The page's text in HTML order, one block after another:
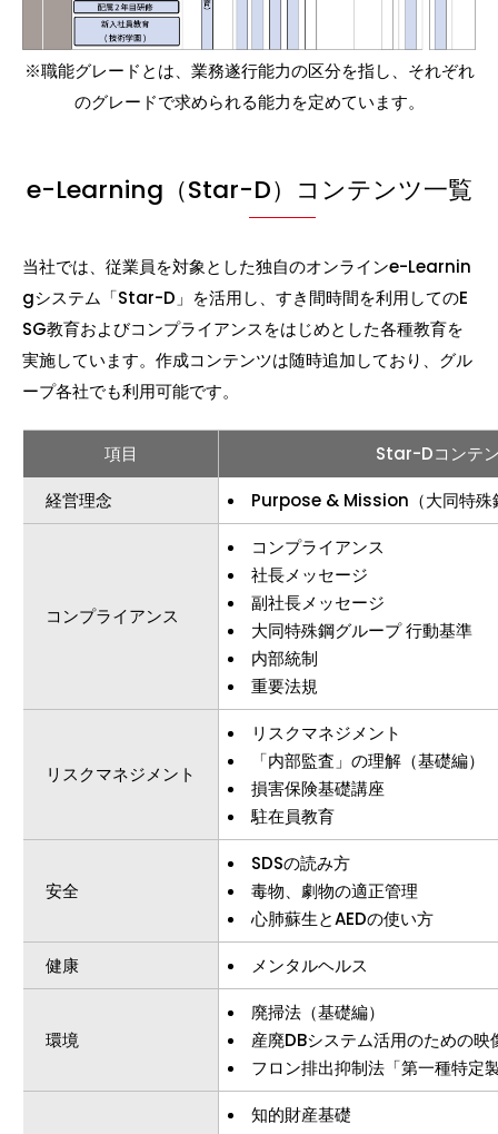
※職能グレードとは、業務遂行能力の区分を指し、それぞれ
のグレードで求められる能力を定めています。
e-Learning（Star-D）コンテンツ一覧
当社では、従業員を対象とした独自のオンラインe-Learnin
gシステム「Star-D」を活用し、すき間時間を利用してのE
SG教育およびコンプライアンスをはじめとした各種教育を
実施しています。作成コンテンツは随時追加しており、グル
ープ各社でも利用可能です。
項目
Star-Dコンテ
経営理念
Purpose & Mission（大同特殊
コンプライアンス
コンプライアンス
社長メッセージ
副社長メッセージ
大同特殊鋼グループ 行動基準
内部統制
重要法規
リスクマネジメント
リスクマネジメント
「内部監査」の理解（基礎編）
損害保険基礎講座
駐在員教育
安全
SDSの読み方
毒物、劇物の適正管理
心肺蘇生とAEDの使い方
健康
メンタルヘルス
環境
廃掃法（基礎編）
産廃DBシステム活用のための映
フロン排出抑制法「第一種特定
知的財産基礎